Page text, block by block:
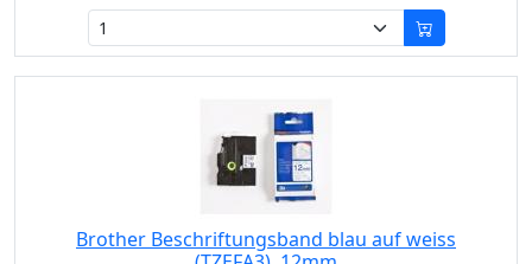
Brother Beschriftungsband blau auf weiss